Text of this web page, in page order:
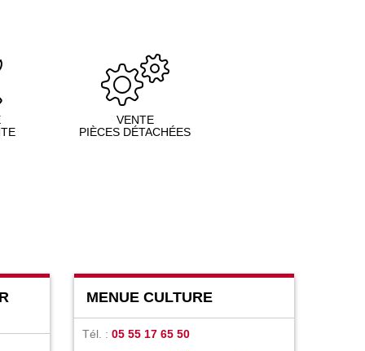
VENTE
PIÈCES DÉTACHÉES
MENUE CULTURE
Tél. : 05 55 17 65 50